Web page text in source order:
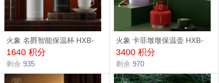
火象 名爵智能保温杯 HXB-
BW0148
1640 积分
剩余 935
火象 卡菲墩墩保温壶 HXB-
BW0145
3400 积分
剩余 970